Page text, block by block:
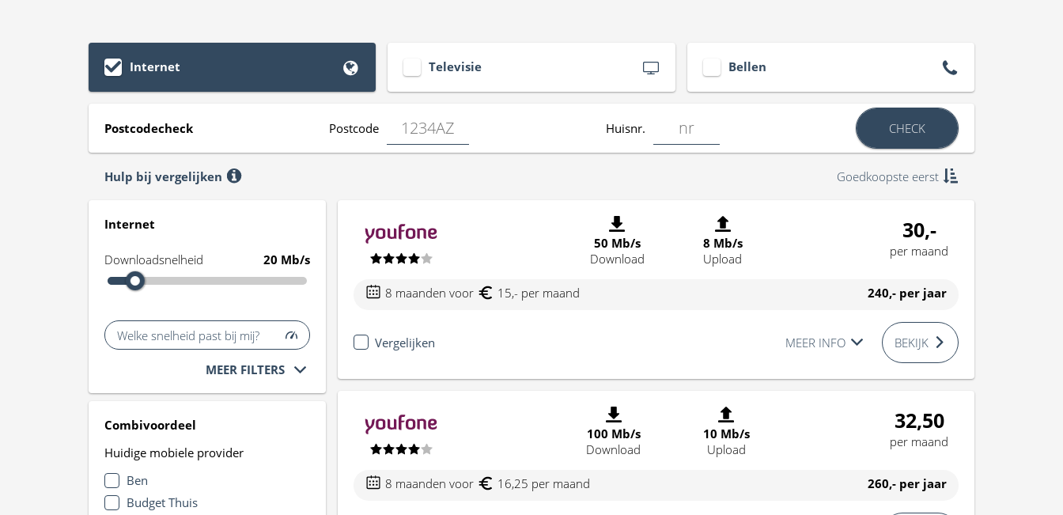
Internet Televisie Bellen
Postcodecheck Postcode Huisnr. CHECK
Hulp bij vergelijken Goedkoopste eerst
Internet
Downloadsnelheid 20 Mb/s
Welke snelheid past bij mij?
MEER FILTERS
Combivoordeel
Huidige mobiele provider
Ben
Budget Thuis
50 Mb/s
Download
8 Mb/s
Upload
30,-
per maand
8 maanden voor 15,- per maand 240,- per jaar
Vergelijken MEER INFO BEKIJK
100 Mb/s
Download
10 Mb/s
Upload
32,50
per maand
8 maanden voor 16,25 per maand 260,- per jaar